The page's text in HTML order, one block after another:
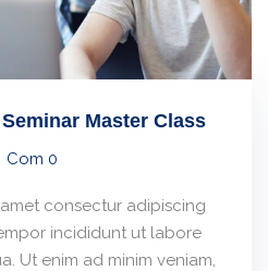
Master Class
Com 0
consectur adipiscing
incididunt ut labore
Ut enim ad minim veniam,